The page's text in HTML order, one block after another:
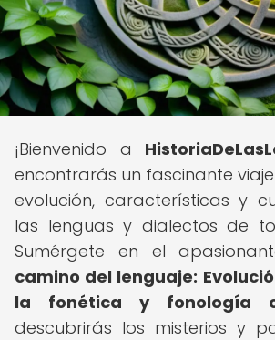
¡Bienvenido a
encontrarás un fascinante
evolución, características y
las lenguas y dialectos de
Sumérgete en el
camino del lenguaje:
la fonética y fonología
descubrirás los misterios y